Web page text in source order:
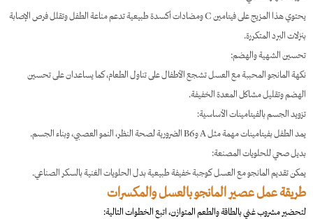
يحتوي هذا المزيج على فيتامين C ومضادات أكسدة طبيعية تدعم مناعة الطفل وتقلل فرص الإصابة
بنزلات البرد المتكررة.
تحسين الشهية والهضم:
نكهة المانجو المحببة مع العسل تشجع الأطفال على تناول الطعام، كما يساعدان على تحسين
الهضم وتقليل مشاكل المعدة الخفيفة.
تزويد الجسم بالفيتامينات الأساسية:
يمد الطفل بفيتامينات مهمة مثل A وB6 الضرورية لصحة النظر، النمو العصبي، وبناء الجسم.
بديل صحي للحلويات المصنعة:
يمكن تقديم المانجو مع العسل كوجبة خفيفة طبيعية بدل الحلويات الغنية بالسكر الصناعي.
طريقة عمل عصير المانجو بالعسل والمكسرات
لتحضير مشروب غني بالطاقة والطعم المتوازن، اتبع الخطوات التالية: